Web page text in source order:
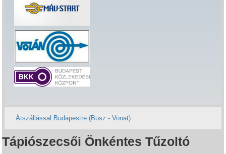
Átszállással Budapestre (Busz - Vonat)
Tápiószecsői Önkéntes Tűzoltó